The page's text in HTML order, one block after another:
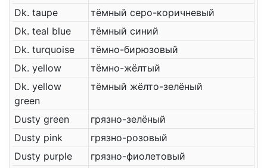
Dk. taupe
тёмный серо-коричневый
Dk. teal blue
тёмный синий
Dk. turquoise
тёмно-бирюзовый
Dk. yellow
тёмно-жёлтый
Dk. yellow
green
тёмный жёлто-зелёный
Dusty green
грязно-зелёный
Dusty pink
грязно-розовый
Dusty purple
грязно-фиолетовый